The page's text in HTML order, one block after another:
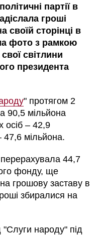
партії в
гроші
своїй сторінці в
фото з рамкою
світлини
президента
" протягом 2
90,5 мільйона
осіб – 42,9
47,6 мільйона.
44,7
фонду, ще
грошову заставу в
збиралися на
народу" під